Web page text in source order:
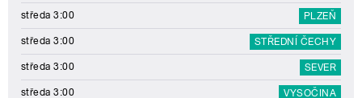
středa 3:00 PLZEŇ
středa 3:00 STŘEDNÍ ČECHY
středa 3:00 SEVER
středa 3:00 VYSOČINA